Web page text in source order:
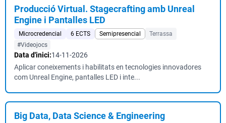
Producció Virtual. Stagecrafting amb Unreal
Engine i Pantalles LED
Microcredencial 6 ECTS Semipresencial
Terrassa
#Videojocs
Data d'inici:14-11-2026
Aplicar coneixements i habilitats en tecnologies innovadores
com Unreal Engine, pantalles LED i inte...
Big Data, Data Science & Engineering